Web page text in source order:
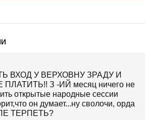
ВХОД У ВЕРХОВНУ ЗРАДУ И
З -ИЙ месяц ничего не
открытые народные сессии
он думает...ну сволочи, орда
ТЕРПЕТЬ?